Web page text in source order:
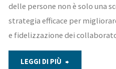
delle persone non è solo una
strategia efficace per
e fidelizzazione dei
LEGGI DI PIÙ "Welfare